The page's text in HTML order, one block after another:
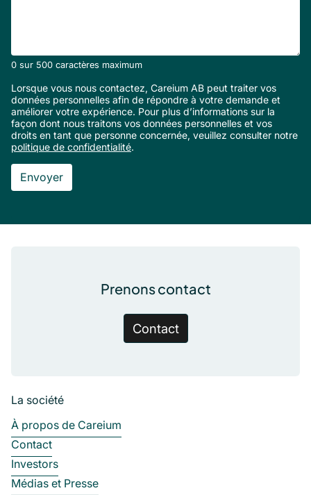
0 sur 500 caractères maximum
Lorsque vous nous contactez, Careium AB peut traiter vos
données personnelles afin de répondre à votre demande et
améliorer votre expérience. Pour plus d’informations sur la
façon dont nous traitons vos données personnelles et vos
droits en tant que personne concernée, veuillez consulter notre
politique de confidentialité.
La société
À propos de Careium
Contact
Investors
Médias et Presse
Prenons contact
Contact